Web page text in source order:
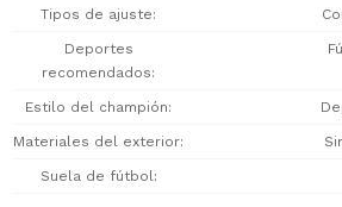
Tipos de ajuste
Deportes
recomendados
Estilo del champión
Materiales del exterior
Suela de fútbol